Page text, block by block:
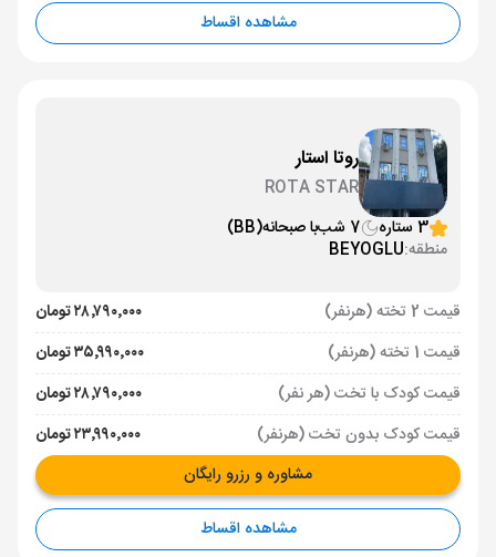
مشاهده اقساط
روتا استار
ROTA STAR
3 ستاره
7 شب با صبحانه(BB)
منطقه:BEYOGLU
قیمت 2 تخته (هرنفر)
۲۸٬۷۹۰٬۰۰۰ تومان
قیمت 1 تخته (هرنفر)
۳۵٬۹۹۰٬۰۰۰ تومان
قیمت کودک با تخت (هر نفر)
۲۸٬۷۹۰٬۰۰۰ تومان
قیمت کودک بدون تخت (هرنفر)
۲۳٬۹۹۰٬۰۰۰ تومان
مشاوره و رزرو رایگان
مشاهده اقساط